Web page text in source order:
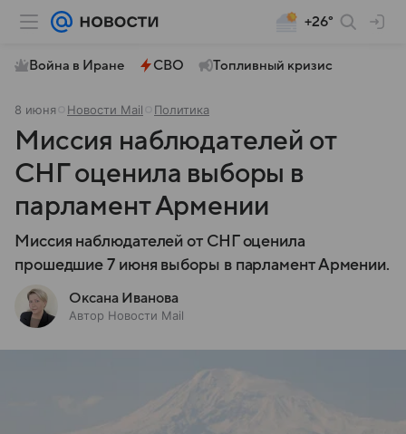
+26°
Война в Иране СВО Топливный кризис
8 июня Новости Mail Политика
Миссия наблюдателей от
СНГ оценила выборы в
парламент Армении
Миссия наблюдателей от СНГ оценила
прошедшие 7 июня выборы в парламент Армении.
Оксана Иванова
Автор Новости Mail